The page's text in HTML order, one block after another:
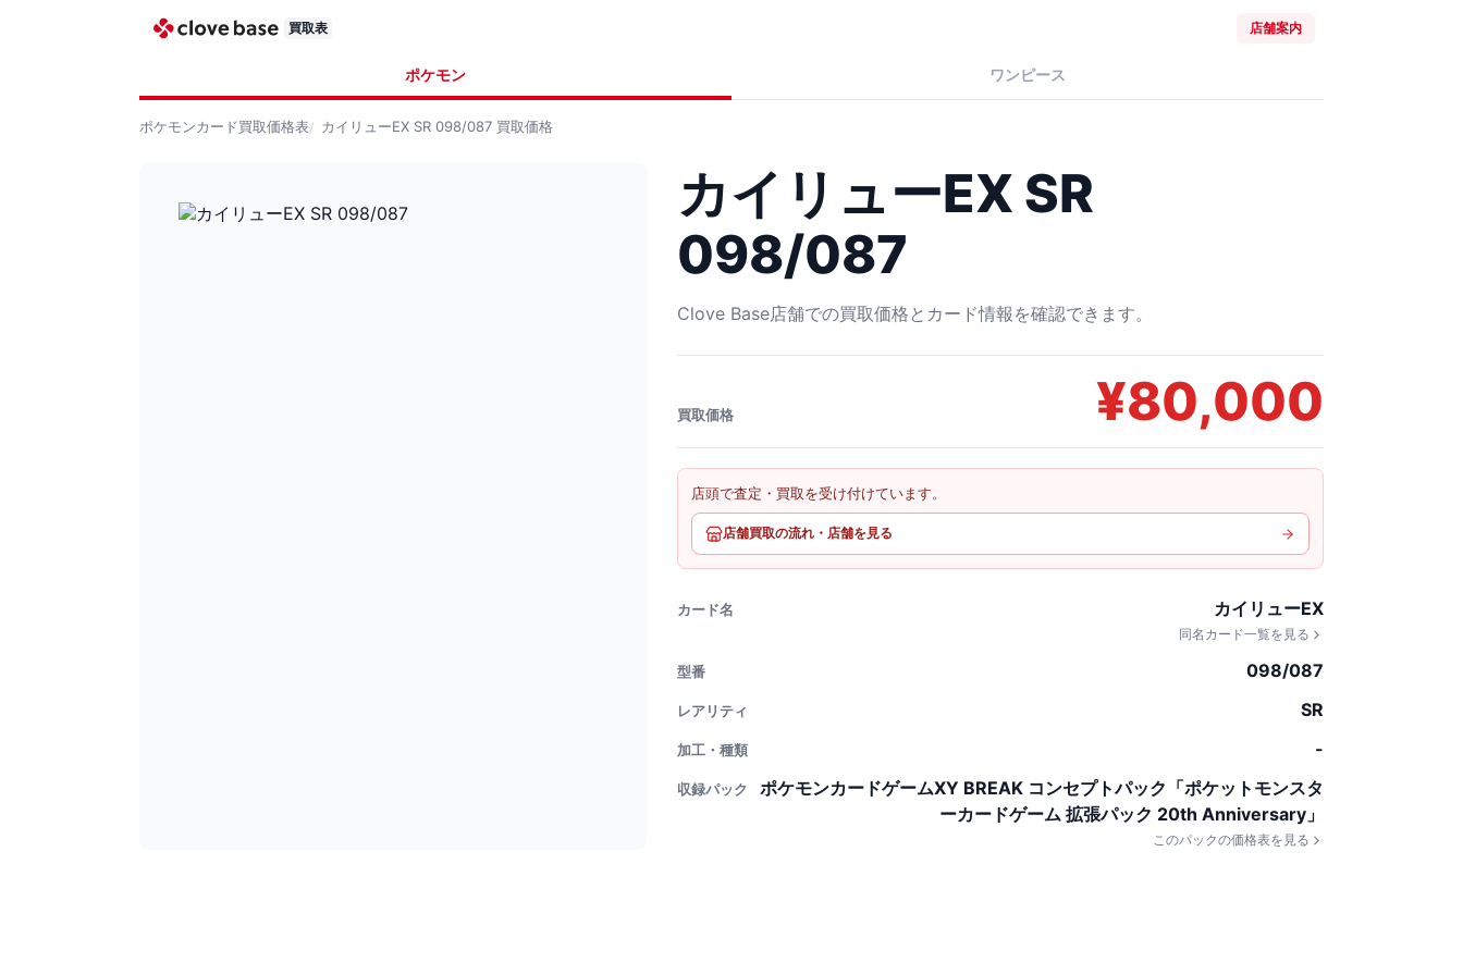
買取表 店舗案内
ポケモン ワンピース
ポケモンカード買取価格表 カイリューEX SR 098/087 買取価格
カイリューEX SR
098/087
Clove Base店舗での買取価格とカード情報を確認できます。
買取価格 ¥80,000
店頭で査定・買取を受け付けています。
店舗買取の流れ・店舗を見る
カード名 カイリューEX
同名カード一覧を見る
型番 098/087
レアリティ SR
加工・種類 -
収録パック
ポケモンカードゲームXY BREAK コンセプトパック「ポケットモンスタ
ーカードゲーム 拡張パック 20th Anniversary」
このパックの価格表を見る